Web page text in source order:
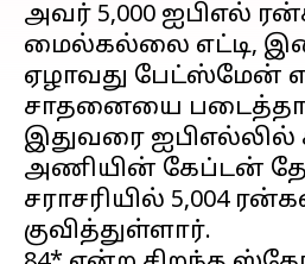
அவர் 5,000 ஐபிஎல்
மைல்கல்லை எட்டி,
ஏழாவது பேட்ஸ்மேன்
சாதனையை
இதுவரை ஐபிஎல்லில்
அணியின் கேப்டன்
சராசரியில் 5,004
குவித்துள்ளார்.